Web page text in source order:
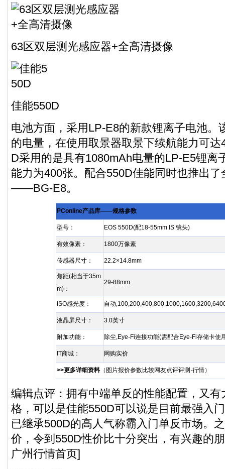
63区双层测光感应器+全高清摄像
佳能550D
电池方面，采用LP-E8的新款锂离子电池。
的电量，在使用取景器取景下续航能力可
D采用的是具有1080mAh电量的LP-E5锂离
能力为400张。配合550D佳能同时也推出
——BG-E8。
PConline产品库——规格参数
型号： EOS 550D(配18-55mm IS 镜头)
有效像素： 1800万像素
传感器尺寸： 22.2×14.8mm
焦距(相当于35m
m)：
29-88mm
ISO感光度： 自动
液晶屏尺寸： 3.0英寸
附加功能： 除尘,Eye-Fi连接功能(需配合Eye-Fi存储卡使
IT商城： 网购实价
>>更多详细资料 （ 图片报价参数比较网友点评评测·行情）
编辑点评：拥有中端单反的性能配置，又
格，可以是佳能550D可以说是目前最强入
已继承500D的高人气称霸入门单反市场。
价，令到550D性价比十分突出，有兴趣的
广州行情首页]